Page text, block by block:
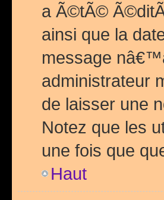
a Ã©tÃ©
ainsi que la
message
administrateur
de laisser une
Notez que les
une fois que
Haut